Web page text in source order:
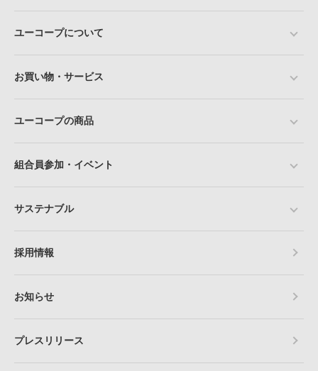
ユーコープについて
お買い物・サービス
ユーコープの商品
組合員参加・イベント
サステナブル
採用情報
お知らせ
プレスリリース